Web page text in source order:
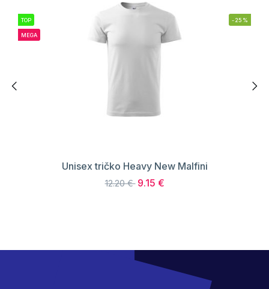
TOP
MEGA
-25%
Unisex tričko Heavy New Malfini
12.20 € 9.15 €